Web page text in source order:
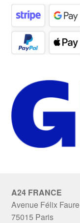
A24 FRANCE
Avenue Félix Faure
75015 Paris